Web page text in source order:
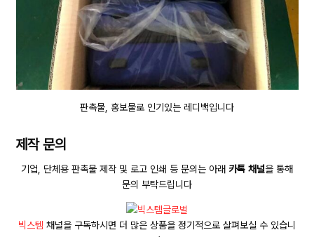
판촉물, 홍보물로 인기있는 레디백입니다
제작 문의
기업, 단체용 판촉물 제작 및 로고 인쇄 등 문의는 아래 카톡 채널을 통해
문의 부탁드립니다
빅스템 채널을 구독하시면 더 많은 상품을 정기적으로 살펴보실 수 있습니